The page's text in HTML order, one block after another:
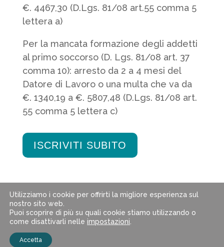
€. 4467,30 (D.Lgs. 81/08 art.55 comma 5
lettera a)
Per la mancata formazione degli addetti
al primo soccorso (D. Lgs. 81/08 art. 37
comma 10): arresto da 2 a 4 mesi del
Datore di Lavoro o una multa che va da
€. 1340,19 a €. 5807,48 (D.Lgs. 81/08 art.
55 comma 5 lettera c)
ISCRIVITI SUBITO
© 2024 SI Soluzioni Impresa s.r.l. | P.IVA:
06402320482 | Powered by
Utilizziamo i cookie per offrirti la migliore esperienza sul
nostro sito web.
Puoi scoprire di più su quali cookie stiamo utilizzando o
come disattivarli nelle impostazioni
Accetta